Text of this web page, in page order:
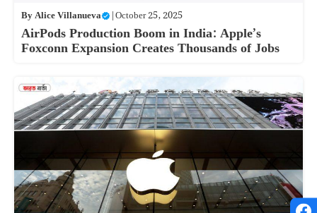
ByAlice Villanueva |October 25, 2025
AirPods Production Boom in India: Apple’s
Foxconn Expansion Creates Thousands of Jobs